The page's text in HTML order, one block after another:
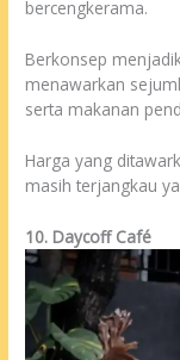
bercengkerama.
Berkonsep
menawarkan
serta makanan
Harga yang
masih terjangkau
10. Daycoff Café